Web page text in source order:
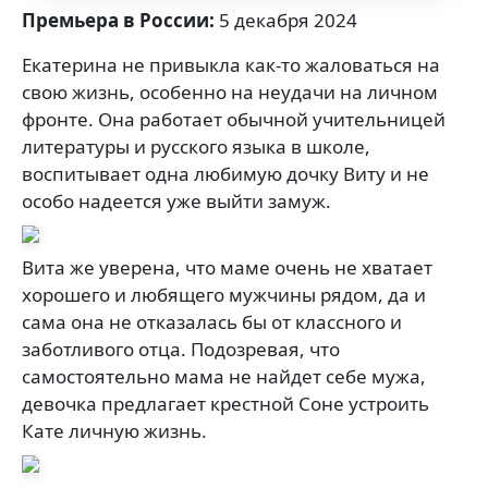
Премьера в России: 5 декабря 2024
Екатерина не привыкла как-то жаловаться на
свою жизнь, особенно на неудачи на личном
фронте. Она работает обычной учительницей
литературы и русского языка в школе,
воспитывает одна любимую дочку Виту и не
особо надеется уже выйти замуж.
Вита же уверена, что маме очень не хватает
хорошего и любящего мужчины рядом, да и
сама она не отказалась бы от классного и
заботливого отца. Подозревая, что
самостоятельно мама не найдет себе мужа,
девочка предлагает крестной Соне устроить
Кате личную жизнь.